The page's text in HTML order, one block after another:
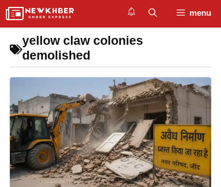
Skip
menu
yellow claw colonies
demolished